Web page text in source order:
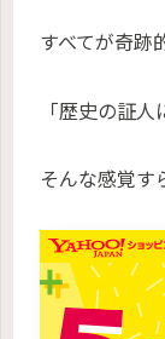
すべてが奇跡
「歴史の証人
そんな感覚す